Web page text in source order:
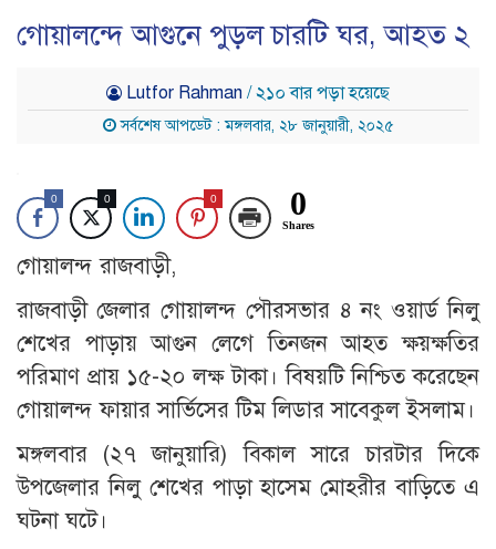
গোয়ালন্দে আগুনে পুড়ল চারটি ঘর, আহত ২
Lutfor Rahman / ২১০ বার পড়া হয়েছে
সর্বশেষ আপডেট : মঙ্গলবার, ২৮ জানুয়ারী, ২০২৫
0 0 0 0
Shares
গোয়ালন্দ রাজবাড়ী,
রাজবাড়ী জেলার গোয়ালন্দ পৌরসভার ৪ নং ওয়ার্ড নিলু
শেখের পাড়ায় আগুন লেগে তিনজন আহত ক্ষয়ক্ষতির
পরিমাণ প্রায় ১৫-২০ লক্ষ টাকা। বিষয়টি নিশ্চিত করেছেন
গোয়ালন্দ ফায়ার সার্ভিসের টিম লিডার সাবেকুল ইসলাম।
মঙ্গলবার (২৭ জানুয়ারি) বিকাল সারে চারটার দিকে
উপজেলার নিলু শেখের পাড়া হাসেম মোহরীর বাড়িতে এ
ঘটনা ঘটে।